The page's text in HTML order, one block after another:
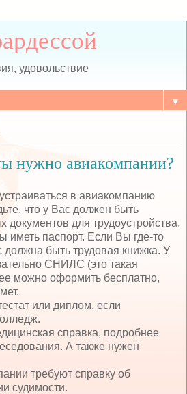
удовольствие
▼
нужно авиакомпании?
в авиакомпанию
что у Вас должен быть
документов для трудоустройства.
паспорт. Если Вы где-то
должна быть трудовая книжка. У
СНИЛС (это такая
можно оформить бесплатно,
или диплом, если
справка, подробнее
А также нужен
требуют справку об
судимости.